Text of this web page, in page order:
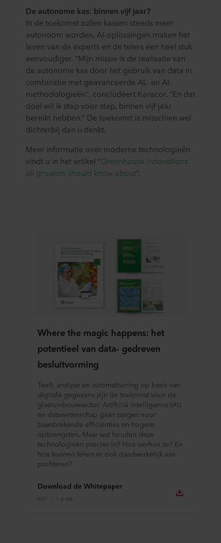
diensten. Deze partners kunnen gevestigd zijn in
onveilige derde landen, waaronder de Verenigde Staten.
Door cookies te accepteren, erkent u ook dat deze
gegevensoverdracht plaatsvindt, ondanks dat het
beschermingsniveau in het derde land mogelijk niet gelijk
is aan dat in de EU/EER.
Hieronder vindt u meer informatie over de doeleinden,
algemene beschrijvingen van de verzamelde informatie,
wie elke cookie plaatst, links naar het privacybeleid van
onze potentiële partners en hoe lang elke cookie op uw
apparatuur wordt opgeslagen. Indien u niet wilt dat onze
aangeven in de cookiemelding die u te zien krijgt bij het
eerste bezoek aan onze website. U kunt verder zelf
bepalen voor welke doeleinden cookies mogen worden
Over ons gebruik van cookies kunt u meer lezen in de
rubriek ‘Over ons’, en over de verwerking van
persoonsgegevens in onze
Privacy statements
staat ook welk specifiek ROCKWOOL-bedrijf de
verwerkingsverantwoordelijke is voor uw
De autonome kas: binnen vijf jaar?
In de toekomst zullen kassen steeds meer
autonoom worden. AI-oplossingen maken het
leven van de experts en de telers een heel stuk
eenvoudiger. “Mijn missie is de realisatie van
de autonome kas door het gebruik van data in
combinatie met geavanceerde AL- en AI-
methodologieën", concludeert Karacor. “En dat
doel wil ik stap voor stap, binnen vijf jaar
bereikt hebben.” De toekomst is misschien wel
dichterbij dan u denkt.
Meer informatie over moderne technologieën
vindt u in het artikel “Greenhouse innovations
all growers should know about”.
Where the magic happens: het
potentieel van data- gedreven
besluitvorming
Teelt, analyse en automatisering op basis van
digitale gegevens zijn de toekomst voor de
glastuinbouwsector. Artificial intelligence (AI)
en datawetenschap gaan zorgen voor
baanbrekende efficiënties en hogere
opbrengsten. Maar wat houden deze
technologieën precies in? Hoe werken ze? En
hoe kunnen telers er ook daadwerkelijk van
profiteren?
Download de Whitepaper
PDF 1.4 MB